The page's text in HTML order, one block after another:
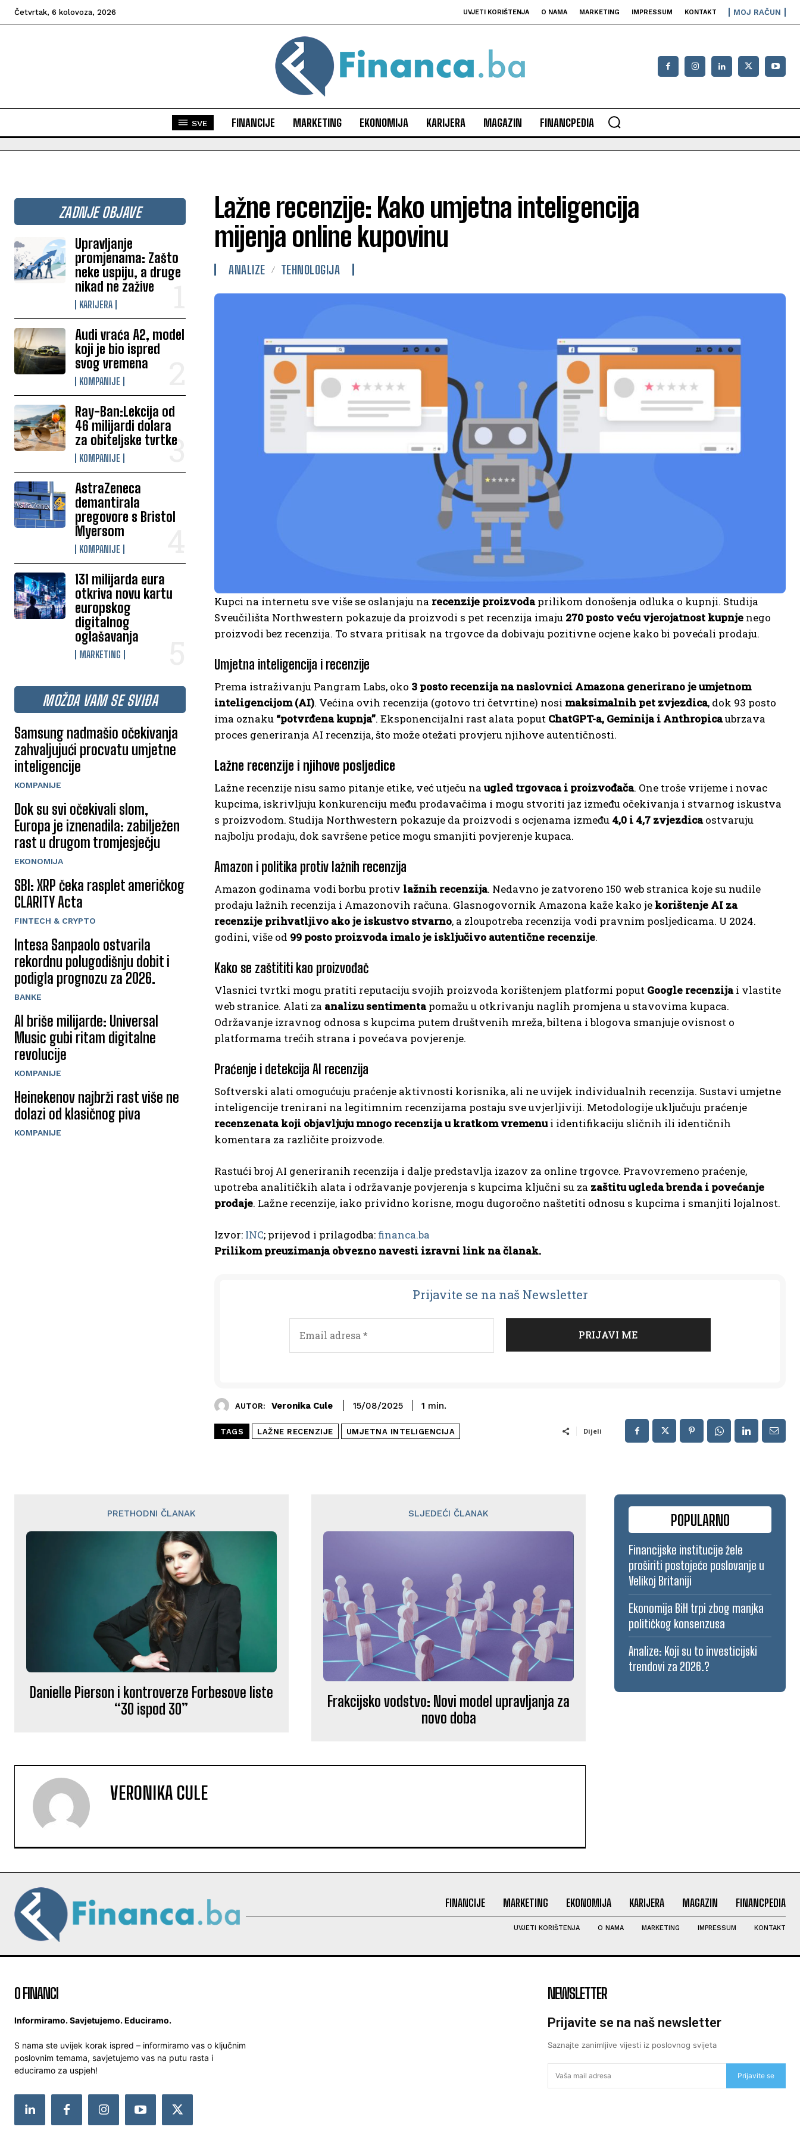
Četvrtak, 6 kolovoza, 2026 UVJETI KORIŠTENJA O NAMA MARKETING IMPRESSUM KONTAKT MOJ RAČUN
SVE FINANCIJE MARKETING EKONOMIJA KARIJERA MAGAZIN FINANCPEDIA
ZADNJE OBJAVE
Upravljanje
promjenama: Zašto
neke uspiju, a druge
nikad ne zažive
KARIJERA
Audi vraća A2, model
koji je bio ispred
svog vremena
KOMPANIJE
Ray-Ban:Lekcija od
46 milijardi dolara
za obiteljske tvrtke
KOMPANIJE
AstraZeneca
demantirala
pregovore s Bristol
Myersom
KOMPANIJE
131 milijarda eura
otkriva novu kartu
europskog
digitalnog
oglašavanja
MARKETING
MOŽDA VAM SE SVIĐA
Samsung nadmašio očekivanja
zahvaljujući procvatu umjetne
inteligencije
KOMPANIJE
Dok su svi očekivali slom,
Europa je iznenadila: zabilježen
rast u drugom tromjesječju
EKONOMIJA
SBI: XRP čeka rasplet američkog
CLARITY Acta
FINTECH & CRYPTO
Intesa Sanpaolo ostvarila
rekordnu polugodišnju dobit i
podigla prognozu za 2026.
BANKE
AI briše milijarde: Universal
Music gubi ritam digitalne
revolucije
KOMPANIJE
Heinekenov najbrži rast više ne
dolazi od klasičnog piva
KOMPANIJE
Lažne recenzije: Kako umjetna inteligencija
mijenja online kupovinu
ANALIZE TEHNOLOGIJA
Kupci na internetu sve više se oslanjaju na recenzije proizvodaprilikom donošenja odluka o kupnji. Studija
Sveučilišta Northwestern pokazuje da proizvodi s pet recenzija imaju 270 posto veću vjerojatnost kupnje nego
proizvodi bez recenzija. To stvara pritisak na trgovce da dobivaju pozitivne ocjene kako bi povećali prodaju.
Umjetna inteligencija i recenzije
Prema istraživanju Pangram Labs, oko 3 posto recenzija na naslovnici Amazona generirano je umjetnom
inteligencijom (AI). Većina ovih recenzija (gotovo tri četvrtine) nosi maksimalnih pet zvjezdica, dok 93 posto
ima oznaku “potvrđena kupnja”. Eksponencijalni rast alata poput ChatGPT-a, Geminija i Anthropicaubrzava
proces generiranja AI recenzija, što može otežati provjeru njihove autentičnosti.
Lažne recenzije i njihove posljedice
Lažne recenzije nisu samo pitanje etike, već utječu na ugled trgovaca i proizvođača. One troše vrijeme i novac
kupcima, iskrivljuju konkurenciju među prodavačima i mogu stvoriti jaz između očekivanja i stvarnog iskustva
s proizvodom. Studija Northwestern pokazuje da proizvodi s ocjenama između 4,0 i 4,7 zvjezdicaostvaruju
najbolju prodaju, dok savršene petice mogu smanjiti povjerenje kupaca.
Amazon i politika protiv lažnih recenzija
Amazon godinama vodi borbu protiv lažnih recenzija. Nedavno je zatvoreno 150 web stranica koje su nudile
prodaju lažnih recenzija i Amazonovih računa. Glasnogovornik Amazona kaže kako je korištenje AI za
recenzije prihvatljivo ako je iskustvo stvarno, a zloupotreba recenzija vodi pravnim posljedicama. U 2024.
godini, više od 99 posto proizvoda imalo je isključivo autentične recenzije.
Kako se zaštititi kao proizvođač
Vlasnici tvrtki mogu pratiti reputaciju svojih proizvoda korištenjem platformi poput Google recenzijai vlastite
web stranice. Alati za analizu sentimentapomažu u otkrivanju naglih promjena u stavovima kupaca.
Održavanje izravnog odnosa s kupcima putem društvenih mreža, biltena i blogova smanjuje ovisnost o
platformama trećih strana i povećava povjerenje.
Praćenje i detekcija AI recenzija
Softverski alati omogućuju praćenje aktivnosti korisnika, ali ne uvijek individualnih recenzija. Sustavi umjetne
inteligencije trenirani na legitimnim recenzijama postaju sve uvjerljiviji. Metodologije uključuju praćenje
recenzenata koji objavljuju mnogo recenzija u kratkom vremenui identifikaciju sličnih ili identičnih
komentara za različite proizvode.
Rastući broj AI generiranih recenzija i dalje predstavlja izazov za online trgovce. Pravovremeno praćenje,
upotreba analitičkih alata i održavanje povjerenja s kupcima ključni su za zaštitu ugleda brenda i povećanje
prodaje. Lažne recenzije, iako prividno korisne, mogu dugoročno naštetiti odnosu s kupcima i smanjiti lojalnost.
Izvor: INC; prijevod i prilagodba: financa.ba
Prilikom preuzimanja obvezno navesti izravni link na članak.
Prijavite se na naš Newsletter
AUTOR: Veronika Cule 15/08/2025 1 min.
TAGS LAŽNE RECENZIJE UMJETNA INTELIGENCIJA Dijeli
PRETHODNI ČLANAK
Danielle Pierson i kontroverze Forbesove liste
“30 ispod 30”
SLJEDEĆI ČLANAK
Frakcijsko vodstvo: Novi model upravljanja za
novo doba
VERONIKA CULE
POPULARNO
Financijske institucije žele
proširiti postojeće poslovanje u
Velikoj Britaniji
Ekonomija BiH trpi zbog manjka
političkog konsenzusa
Analize: Koji su to investicijski
trendovi za 2026.?
FINANCIJE MARKETING EKONOMIJA KARIJERA MAGAZIN FINANCPEDIA
UVJETI KORIŠTENJA O NAMA MARKETING IMPRESSUM KONTAKT
O FINANCI
Informiramo. Savjetujemo. Educiramo.
S nama ste uvijek korak ispred – informiramo vas o ključnim
poslovnim temama, savjetujemo vas na putu rasta i
educiramo za uspjeh!
NEWSLETTER
Prijavite se na naš newsletter
Saznajte zanimljive vijesti iz poslovnog svijeta
Prijavite se